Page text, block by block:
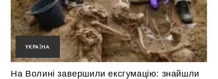
УКРАЇНА
На Волині завершили ексгумацію: знайшли